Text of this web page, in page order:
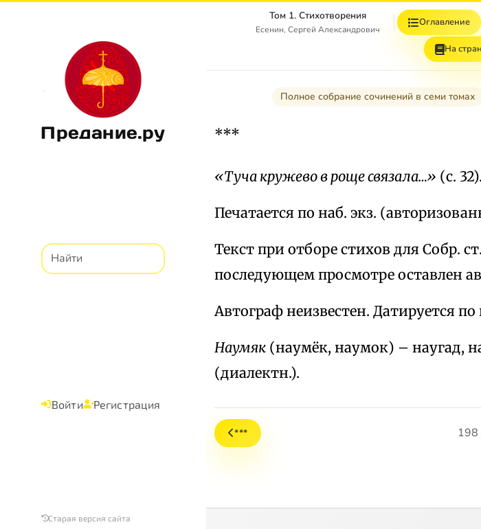
Предание.ру
Войти Регистрация
Старая версия сайта
Том 1. Стихотворения
Есенин, Сергей Александрович
Оглавление
На
Полное собрание сочинений в семи томах
***
«Туча кружево в роще связала…» (с.
Печатается по наб. экз.
Текст при отборе стихов для Собр.
последующем просмотре оставлен
Автограф неизвестен. Датируется по
Наумяк (наумёк, наумок) – наугад,
(диалектн.).
***